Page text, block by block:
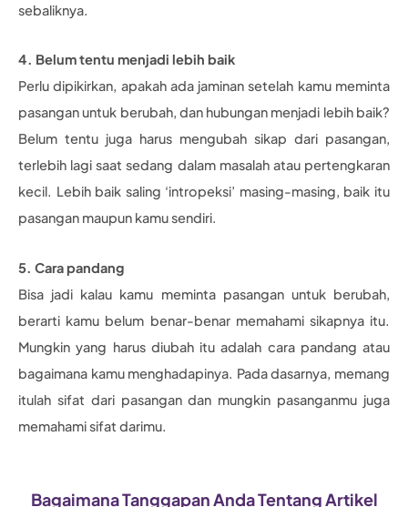
sebaliknya.
4. Belum tentu menjadi lebih baik
Perlu dipikirkan, apakah ada jaminan setelah kamu meminta
pasangan untuk berubah, dan hubungan menjadi lebih baik?
Belum tentu juga harus mengubah sikap dari pasangan,
terlebih lagi saat sedang dalam masalah atau pertengkaran
kecil. Lebih baik saling ‘intropeksi’ masing-masing, baik itu
pasangan maupun kamu sendiri.
5. Cara pandang
Bisa jadi kalau kamu meminta pasangan untuk berubah,
berarti kamu belum benar-benar memahami sikapnya itu.
Mungkin yang harus diubah itu adalah cara pandang atau
bagaimana kamu menghadapinya. Pada dasarnya, memang
itulah sifat dari pasangan dan mungkin pasanganmu juga
memahami sifat darimu.
Bagaimana Tanggapan Anda Tentang Artikel